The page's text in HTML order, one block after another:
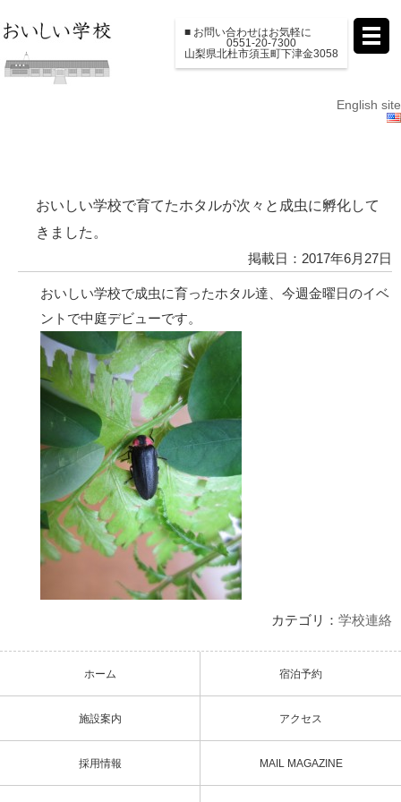
■ お問い合わせはお気軽に
0551-20-7300
山梨県北杜市須玉町下津金3058
English site
おいしい学校で育てたホタルが次々と成虫に孵化して
きました。
掲載日：2017年6月27日
おいしい学校で成虫に育ったホタル達、今週金曜日のイベ
ントで中庭デビューです。
カテゴリ： 学校連絡
ホーム 宿泊予約
施設案内 アクセス
採用情報 MAIL MAGAZINE